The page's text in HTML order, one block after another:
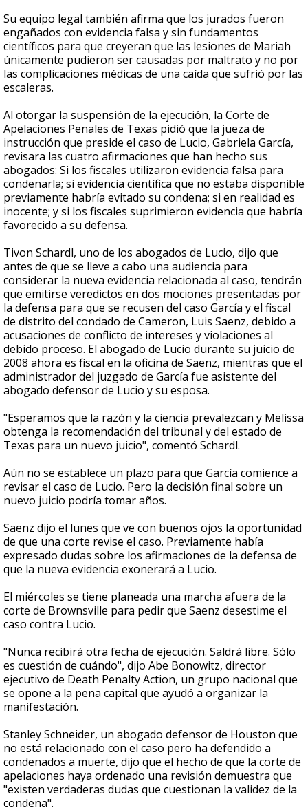
Su equipo legal también afirma que los jurados fueron
engañados con evidencia falsa y sin fundamentos
científicos para que creyeran que las lesiones de Mariah
únicamente pudieron ser causadas por maltrato y no por
las complicaciones médicas de una caída que sufrió por las
escaleras.
Al otorgar la suspensión de la ejecución, la Corte de
Apelaciones Penales de Texas pidió que la jueza de
instrucción que preside el caso de Lucio, Gabriela García,
revisara las cuatro afirmaciones que han hecho sus
abogados: Si los fiscales utilizaron evidencia falsa para
condenarla; si evidencia científica que no estaba disponible
previamente habría evitado su condena; si en realidad es
inocente; y si los fiscales suprimieron evidencia que habría
favorecido a su defensa.
Tivon Schardl, uno de los abogados de Lucio, dijo que
antes de que se lleve a cabo una audiencia para
considerar la nueva evidencia relacionada al caso, tendrán
que emitirse veredictos en dos mociones presentadas por
la defensa para que se recusen del caso García y el fiscal
de distrito del condado de Cameron, Luis Saenz, debido a
acusaciones de conflicto de intereses y violaciones al
debido proceso. El abogado de Lucio durante su juicio de
2008 ahora es fiscal en la oficina de Saenz, mientras que el
administrador del juzgado de García fue asistente del
abogado defensor de Lucio y su esposa.
"Esperamos que la razón y la ciencia prevalezcan y Melissa
obtenga la recomendación del tribunal y del estado de
Texas para un nuevo juicio", comentó Schardl.
Aún no se establece un plazo para que García comience a
revisar el caso de Lucio. Pero la decisión final sobre un
nuevo juicio podría tomar años.
Saenz dijo el lunes que ve con buenos ojos la oportunidad
de que una corte revise el caso. Previamente había
expresado dudas sobre los afirmaciones de la defensa de
que la nueva evidencia exonerará a Lucio.
El miércoles se tiene planeada una marcha afuera de la
corte de Brownsville para pedir que Saenz desestime el
caso contra Lucio.
"Nunca recibirá otra fecha de ejecución. Saldrá libre. Sólo
es cuestión de cuándo", dijo Abe Bonowitz, director
ejecutivo de Death Penalty Action, un grupo nacional que
se opone a la pena capital que ayudó a organizar la
manifestación.
Stanley Schneider, un abogado defensor de Houston que
no está relacionado con el caso pero ha defendido a
condenados a muerte, dijo que el hecho de que la corte de
apelaciones haya ordenado una revisión demuestra que
"existen verdaderas dudas que cuestionan la validez de la
condena".